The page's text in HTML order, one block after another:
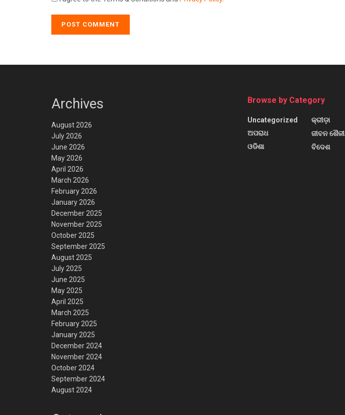
Archives
August 2026
July 2026
June 2026
May 2026
April 2026
March 2026
February 2026
January 2026
December 2025
November 2025
October 2025
September 2025
August 2025
July 2025
June 2025
May 2025
April 2025
March 2025
February 2025
January 2025
December 2024
November 2024
October 2024
September 2024
August 2024
Browse by Category
Uncategorized
ଅପରାଧ
ଓଡିଶା
କ୍ରୀଡ଼ା
ଜୀବନ ଶୈଳୀ
ବିଦେଶ